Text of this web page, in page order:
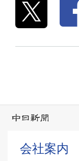
会社案内